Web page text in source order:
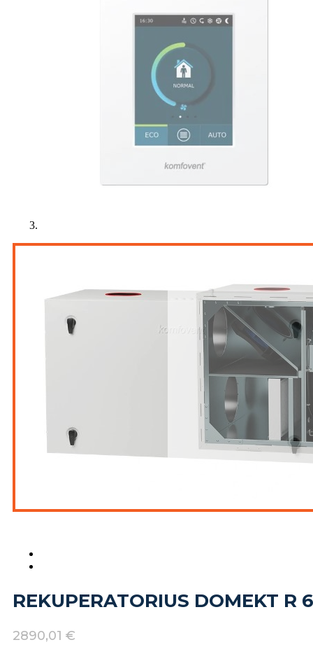
REKUPERATORIUS DOMEKT R
2890,01 €